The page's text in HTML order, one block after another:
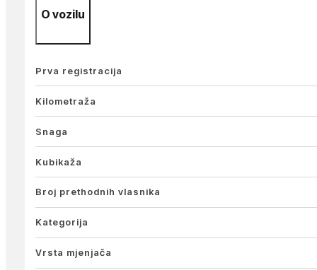
O vozilu
Prva registracija
Kilometraža
Snaga
Kubikaža
Broj prethodnih vlasnika
Kategorija
Vrsta mjenjača